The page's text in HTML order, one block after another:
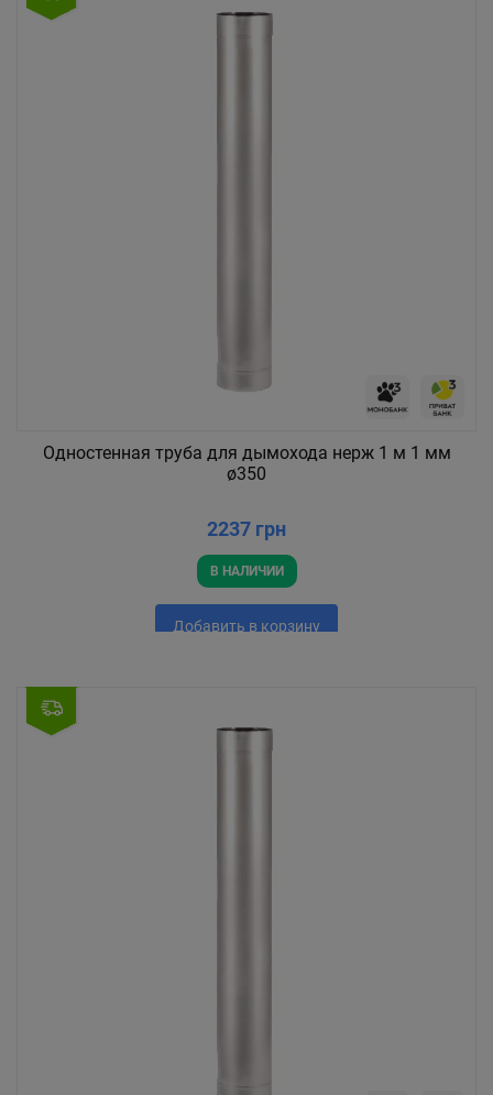
Одностенная труба для дымохода нерж 1 м 1 мм
ø350
2237 грн
В НАЛИЧИИ
Добавить в корзину